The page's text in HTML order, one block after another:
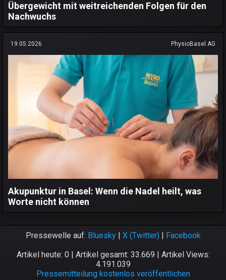
Übergewicht mit weitreichenden Folgen für den
Nachwuchs
19.05.2026 PhysioBasel AG
Akupunktur in Basel: Wenn die Nadel heilt, was
Worte nicht können
Pressewelle auf: Bluesky| X (Twitter)| Facebook
Artikel heute: 0 | Artikel gesamt: 33.669 | Artikel Views:
4.191.039
Pressemitteilung kostenlos veröffentlichen